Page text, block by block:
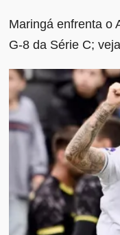
Maringá enfrenta o
G-8 da Série C;